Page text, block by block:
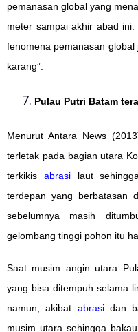
pemanasan global yang
meter sampai akhir abad
fenomena pemanasan
karang”.
Pulau Putri Batam
Menurut Antara News
terletak pada bagian utara
terkikis abrasilaut
terdepan yang berbatasan
sebelumnya masih
gelombang tinggi pohon itu
Saat musim angin utara
yang bisa ditempuh selama
namun, akibat abrasidan
musim utara sehingga